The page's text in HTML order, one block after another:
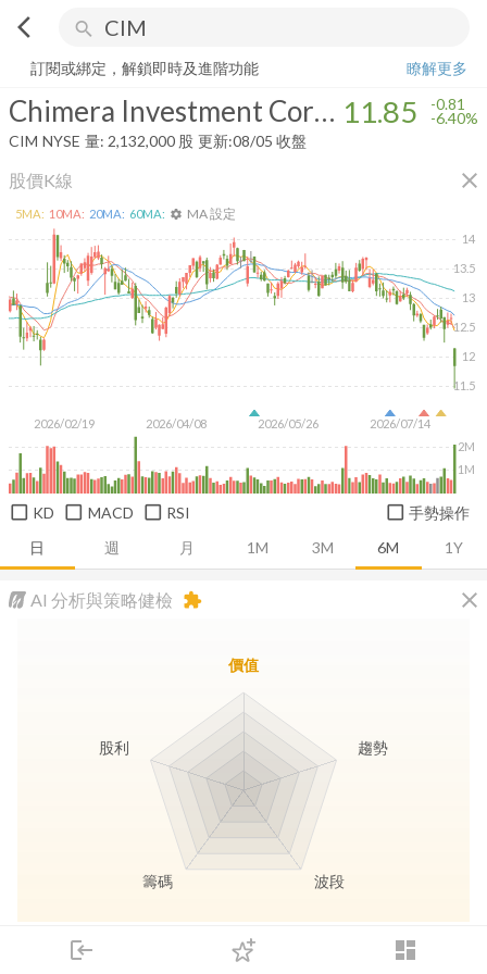
arrow_back_ios search
login dashboard
下單
Chimera Investment Corporation
訂閱或綁定，解鎖即時及進階功能
瞭解更多
Chimera Investment Corporation 11.85 -0.81
-6.40%
CIM NYSE 量: 2,132,000 股 更新:08/05 收盤
股價K線 close
日 週 月 1M 3M 6M 1Y
2026/02/19 2026/04/08 2026/05/26 2026/07/14
11.5
12
12.5
13
13.5
14
1M
2M
5MA: 10MA: 20MA: 60MA: settings MA 設定
KD MACD RSI 手勢操作
AI 分析與策略健檢 close
extension
長線價值 存股收息
價值
趨勢
波段
籌碼
股利